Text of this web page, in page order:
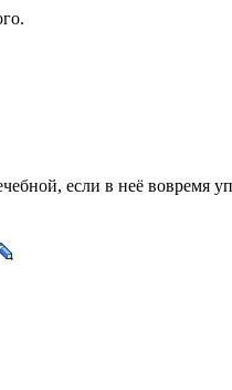
если в неё вовремя